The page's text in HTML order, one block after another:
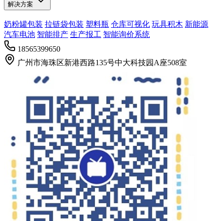
解决方案
奶粉罐包装 拉链袋包装 塑料瓶 仓库可视化 玩具积木 新能源
汽车电池 智能排产 生产报工 智能询价系统
18565399650
广州市海珠区新港西路135号中大科技园A座508室